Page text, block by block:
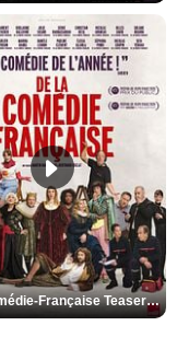
De la Comédie-Française Teaser VF